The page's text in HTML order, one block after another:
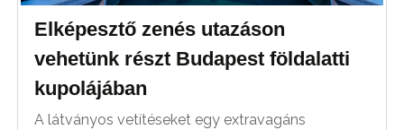
Elképesztő zenés utazáson
vehetünk részt Budapest földalatti
kupolájában
A látványos vetítéseket egy extravagáns